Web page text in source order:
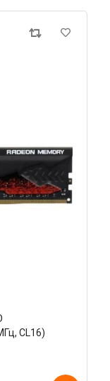
CL16)